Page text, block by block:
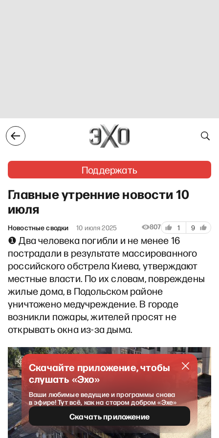
Поддержать
Главные утренние новости 10
июля
Новостные сводки 10 июля 2025 807 1 9
❶ Два человека погибли и не менее 16
пострадали в результате массированного
российского обстрела Киева, утверждают
местные власти. По их словам, повреждены
жилые дома, в Подольском районе
уничтожено медучреждение. В городе
возникли пожары, жителей просят не
открывать окна из-за дыма.
Скачайте приложение, чтобы
слушать «Эхо»
Ваши любимые ведущие и программы снова
в эфире! Тут всё, как на старом добром «Эхе»
Скачать приложение